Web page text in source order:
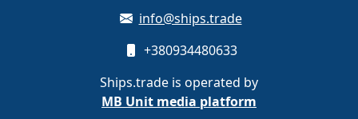
info@ships.trade
+380934480633
Ships.trade is operated by
MB Unit media platform